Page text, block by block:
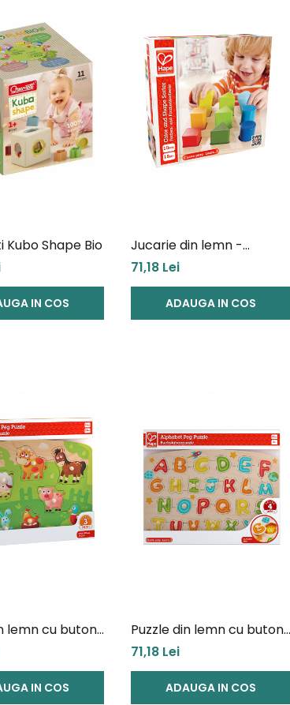
Shape Bio
IN COS
Jucarie din lemn -
Sortator forme si culori
71,18 Lei
ADAUGA IN COS
lemn cu butoni
de la ferma
IN COS
Puzzle din lemn cu butoni
- Alfabet
71,18 Lei
ADAUGA IN COS